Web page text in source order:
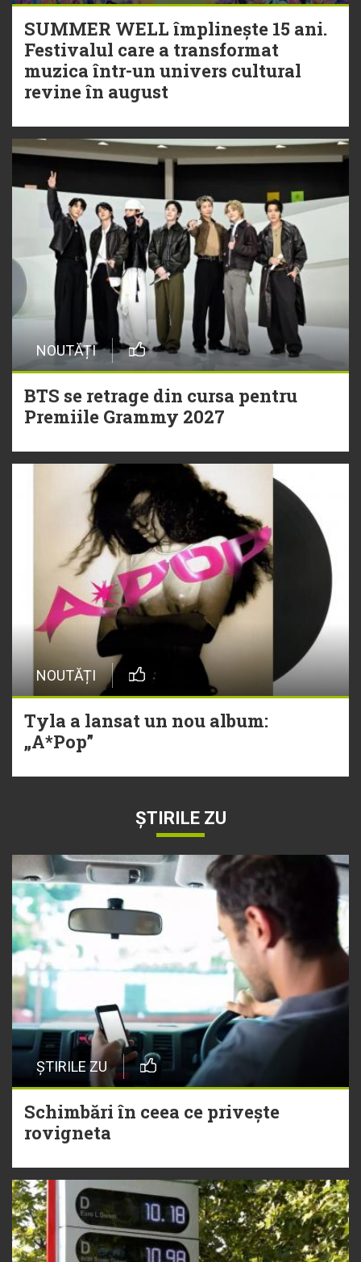
SUMMER WELL împlinește 15 ani.
Festivalul care a transformat
muzica într-un univers cultural
revine în august
NOUTĂȚI
BTS se retrage din cursa pentru
Premiile Grammy 2027
NOUTĂȚI
Tyla a lansat un nou album:
„A*Pop”
ȘTIRILE ZU
ȘTIRILE ZU
Schimbări în ceea ce privește
rovigneta